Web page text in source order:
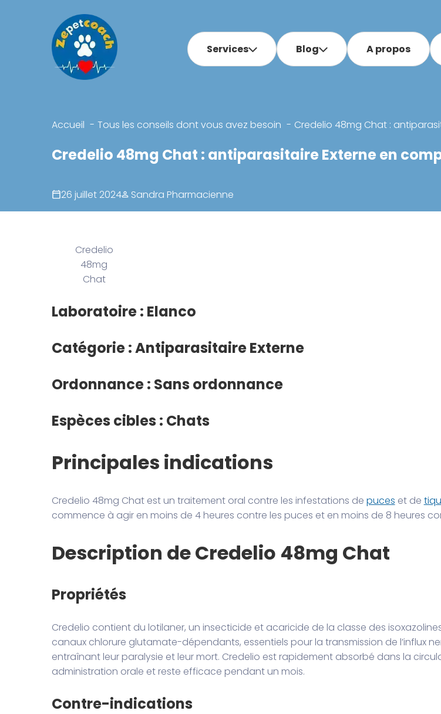
Services Blog A propos
Accueil Tous les conseils dont vous avez besoin Credelio 48mg Chat :
Credelio 48mg Chat : antiparasitaire Externe en
26 juillet 2024 Sandra Pharmacienne
Credelio
48mg
Chat
Laboratoire : Elanco
Catégorie : Antiparasitaire Externe
Ordonnance : Sans ordonnance
Espèces cibles : Chats
Principales indications
Credelio 48mg Chat est un traitement oral contre les infestations de puces et de
commence à agir en moins de 4 heures contre les puces et en moins de 8 heures
Description de Credelio 48mg Chat
Propriétés
Credelio contient du lotilaner, un insecticide et acaricide de la classe des
canaux chlorure glutamate-dépendants, essentiels pour la transmission de l’influx
entraînant leur paralysie et leur mort. Credelio est rapidement absorbé dans la
administration orale et reste efficace pendant un mois.
Contre-indications